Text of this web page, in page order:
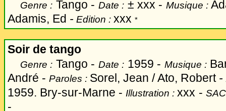
Genre : Tango - Date : ± xxx - Musique :
Adamis, Ed - Edition : xxx *
Soir de tango
Genre : Tango - Date : 1959 - Musique :
André - Paroles : Sorel, Jean / Ato, Robert -
1959. Bry-sur-Marne - Illustration : xxx -
-